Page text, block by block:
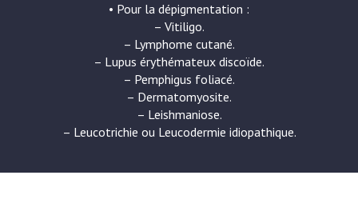
• Pour la dépigmentation :
– Vitiligo.
– Lymphome cutané.
– Lupus érythémateux discoïde.
– Pemphigus foliacé.
– Dermatomyosite.
– Leishmaniose.
– Leucotrichie ou Leucodermie idiopathique.